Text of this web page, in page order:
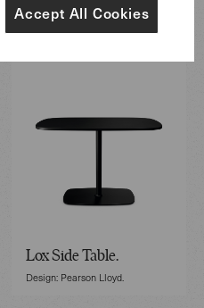
Lox Side Table.
Design: Pearson Lloyd.
Accept All Cookies